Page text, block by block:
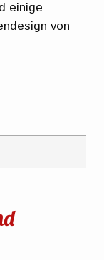
einige
von